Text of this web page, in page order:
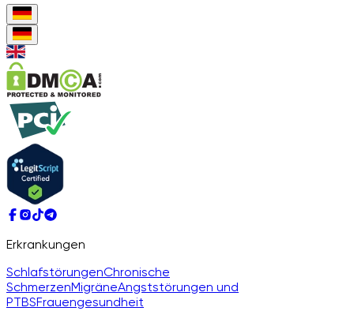
Erkrankungen
SchlafstörungenChronische
SchmerzenMigräneAngststörungen und
PTBSFrauengesundheit